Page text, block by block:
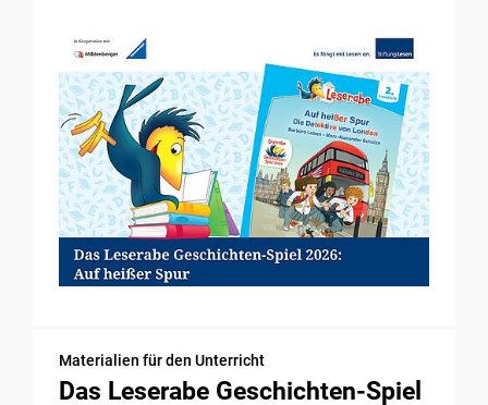
Materialien für den Unterricht
Das Leserabe Geschichten-Spiel